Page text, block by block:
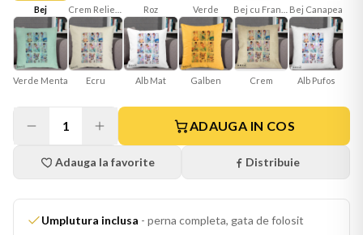
Bej Roz Verde Bej Canapea
Verde Menta Ecru Alb Mat Galben Crem Alb Pufos
1 ADAUGA IN COS
Adauga la favorite Distribuie
Umplutura inclusa - perna completa, gata de folosit